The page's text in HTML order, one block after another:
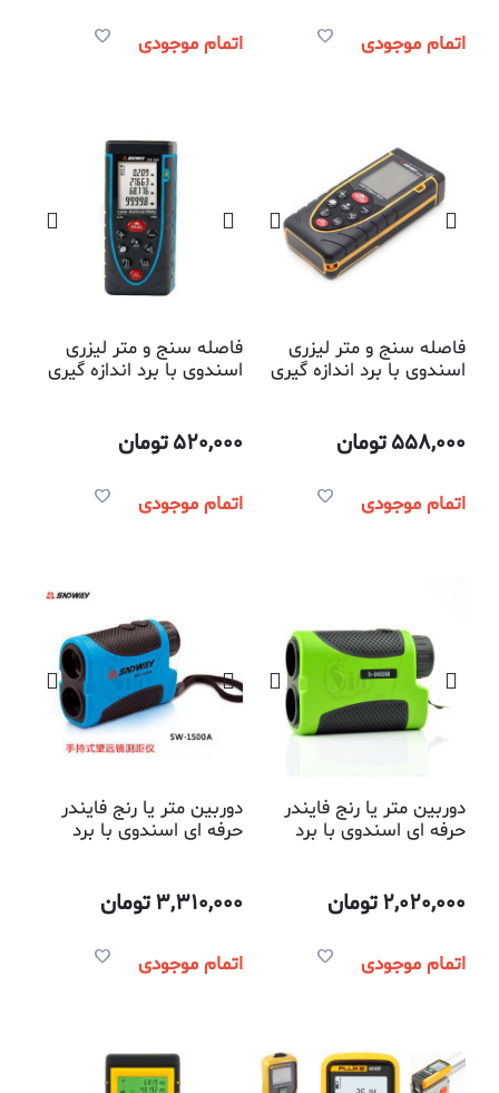
اتمام موجودی اتمام موجودی
فاصله سنج و متر لیزری
اسندوی با برد اندازه گیری
558,000تومان
اتمام موجودی
فاصله سنج و متر لیزری
اسندوی با برد اندازه گیری
520,000تومان
اتمام موجودی
دوربین متر یا رنج فایندر
حرفه ای اسندوی با برد
2,020,000تومان
اتمام موجودی
دوربین متر یا رنج فایندر
حرفه ای اسندوی با برد
3,310,000تومان
اتمام موجودی